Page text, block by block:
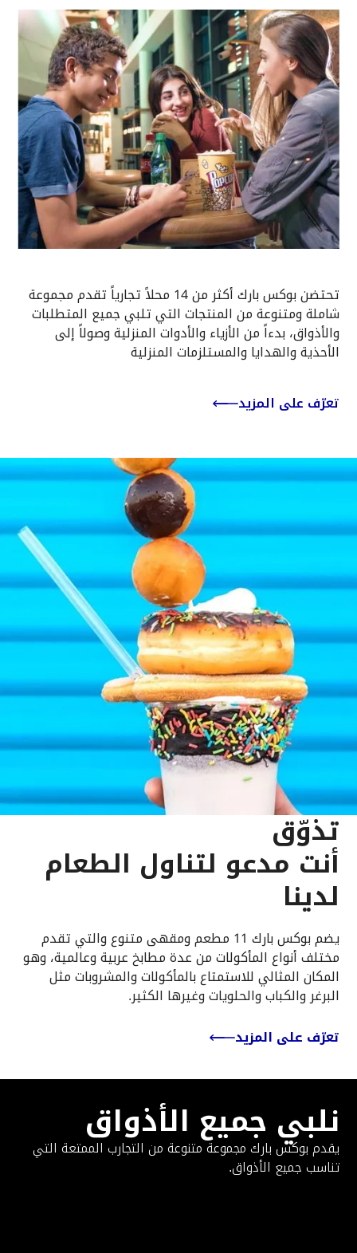
Slide 2 of 2.
تحتضن بوكس بارك أكثر من 14 محلاً تجارياً تقدم مجموعة
شاملة ومتنوعة من المنتجات التي تلبي جميع المتطلبات
والأذواق، بدءاً من الأزياء والأدوات المنزلية وصولاً إلى
الأحذية والهدايا والمستلزمات المنزلية
تعرّف على المزيد
تذوّق
أنت مدعو لتناول الطعام
لدينا
يضم بوكس بارك 11 مطعم ومقهى متنوع والتي تقدم
مختلف أنواع المأكولات من عدة مطابخ عربية وعالمية، وهو
المكان المثالي للاستمتاع بالمأكولات والمشروبات مثل
البرغر والكباب والحلويات وغيرها الكثير.
تعرّف على المزيد
نلبي جميع الأذواق
يقدم بوكس بارك مجموعة متنوعة من التجارب الممتعة التي
تناسب جميع الأذواق.